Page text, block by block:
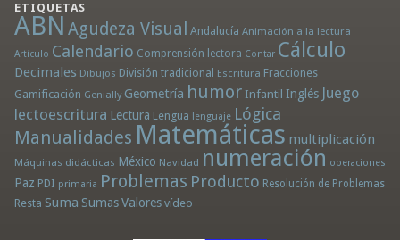
ETIQUETAS
ABN Agudeza Visual Andalucía Animación a la lectura
Artículo Calendario Comprensión lectora Contar Cálculo
Decimales Dibujos División tradicional Escritura Fracciones
Gamificación Genially Geometría humor Infantil Inglés Juego
lectoescritura Lectura Lengua lenguaje Lógica
Manualidades Matemáticas multiplicación
Máquinas didácticas México Navidad numeración operaciones
Paz PDI primaria Problemas Producto Resolución de Problemas
Resta Suma Sumas Valores vídeo